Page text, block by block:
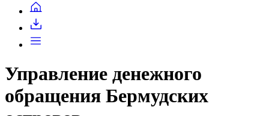
Управление денежного
обращения Бермудских